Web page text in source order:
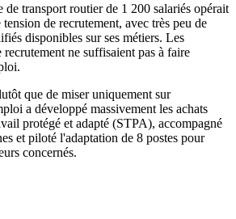
de transport routier de 1 200 salariés opérait
de recrutement, avec très peu de
disponibles sur ses métiers. Les
recrutement ne suffisaient pas à faire
que de miser uniquement sur
a développé massivement les achats
protégé et adapté (STPA), accompagné
et piloté l'adaptation de 8 postes pour
concernés.